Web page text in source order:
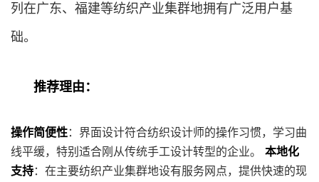
列在广东、福建等纺织产业集群地拥有广泛用户基
础。
推荐理由：
操作简便性：界面设计符合纺织设计师的操作习惯，学习曲
线平缓，特别适合刚从传统手工设计转型的企业。 本地化
支持：在主要纺织产业集群地设有服务网点，提供快速的现